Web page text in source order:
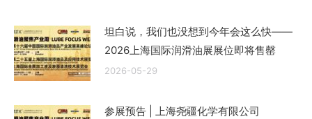
坦白说，我们也没想到今年会这么快——
2026上海国际润滑油展展位即将售罄
2026-05-29
参展预告 | 上海尧疆化学有限公司